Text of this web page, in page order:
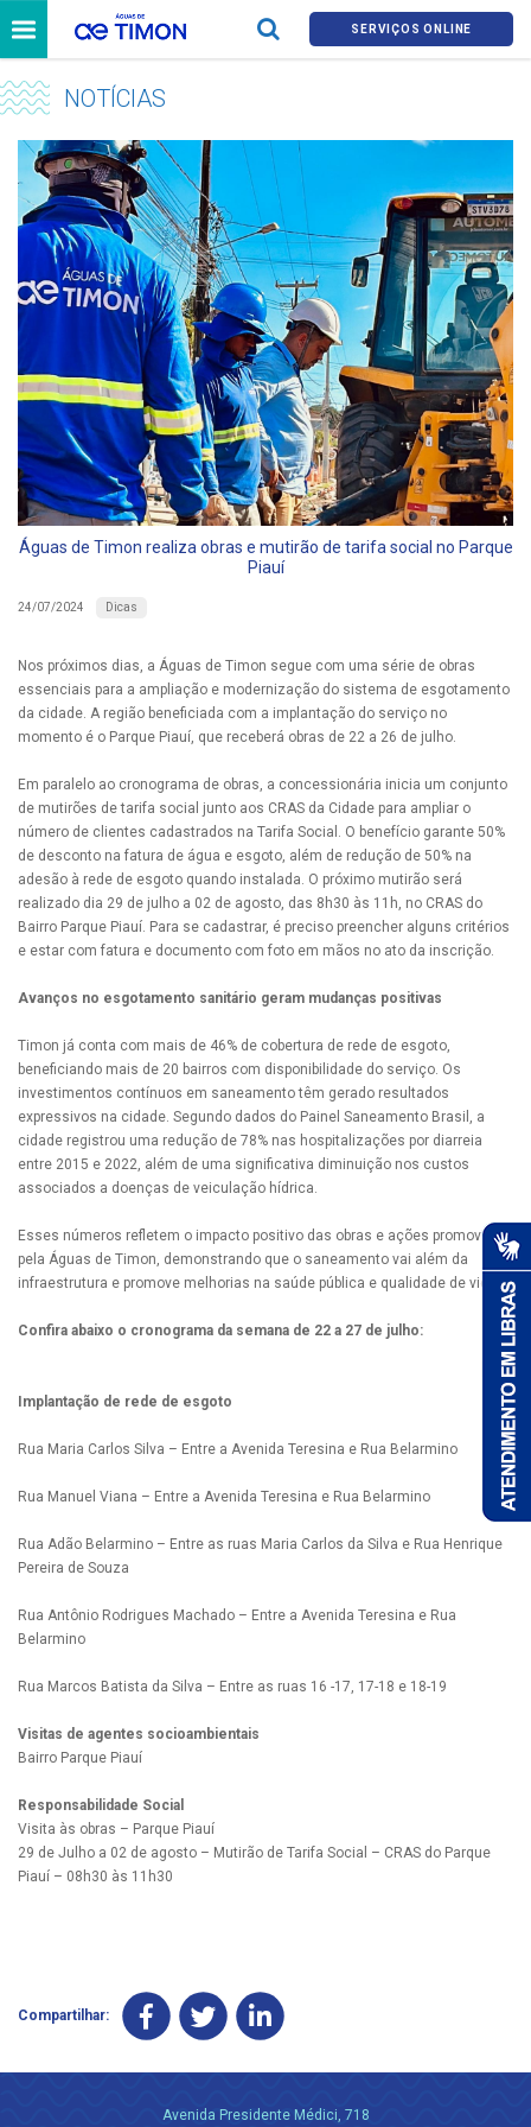
SERVIÇOS ONLINE
NOTÍCIAS
Águas de Timon realiza obras e mutirão de tarifa social no Parque
Piauí
24/07/2024 Dicas
Nos próximos dias, a Águas de Timon segue com uma série de obras
essenciais para a ampliação e modernização do sistema de esgotamento
da cidade. A região beneficiada com a implantação do serviço no
momento é o Parque Piauí, que receberá obras de 22 a 26 de julho.
Em paralelo ao cronograma de obras, a concessionária inicia um conjunto
de mutirões de tarifa social junto aos CRAS da Cidade para ampliar o
número de clientes cadastrados na Tarifa Social. O benefício garante 50%
de desconto na fatura de água e esgoto, além de redução de 50% na
adesão à rede de esgoto quando instalada. O próximo mutirão será
realizado dia 29 de julho a 02 de agosto, das 8h30 às 11h, no CRAS do
Bairro Parque Piauí. Para se cadastrar, é preciso preencher alguns critérios
e estar com fatura e documento com foto em mãos no ato da inscrição.
Avanços no esgotamento sanitário geram mudanças positivas
Timon já conta com mais de 46% de cobertura de rede de esgoto,
beneficiando mais de 20 bairros com disponibilidade do serviço. Os
investimentos contínuos em saneamento têm gerado resultados
expressivos na cidade. Segundo dados do Painel Saneamento Brasil, a
cidade registrou uma redução de 78% nas hospitalizações por diarreia
entre 2015 e 2022, além de uma significativa diminuição nos custos
associados a doenças de veiculação hídrica.
Esses números refletem o impacto positivo das obras e ações promovidas
pela Águas de Timon, demonstrando que o saneamento vai além da
infraestrutura e promove melhorias na saúde pública e qualidade de vida.
Confira abaixo o cronograma da semana de 22 a 27 de julho:
Implantação de rede de esgoto
Rua Maria Carlos Silva – Entre a Avenida Teresina e Rua Belarmino
Rua Manuel Viana – Entre a Avenida Teresina e Rua Belarmino
Rua Adão Belarmino – Entre as ruas Maria Carlos da Silva e Rua Henrique
Pereira de Souza
Rua Antônio Rodrigues Machado – Entre a Avenida Teresina e Rua
Belarmino
Rua Marcos Batista da Silva – Entre as ruas 16 -17, 17-18 e 18-19
Visitas de agentes socioambientais
Bairro Parque Piauí
Responsabilidade Social
Visita às obras – Parque Piauí
29 de Julho a 02 de agosto – Mutirão de Tarifa Social – CRAS do Parque
Piauí – 08h30 às 11h30
Compartilhar:
Avenida Presidente Médici, 718